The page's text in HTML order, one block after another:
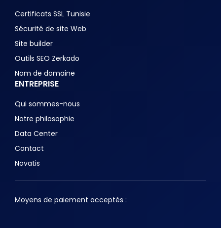
Certificats SSL Tunisie
Sécurité de site Web
Site builder
Outils SEO Zerkado
Nom de domaine
ENTREPRISE
Qui sommes-nous
Notre philosophie
Data Center
Contact
Novatis
Moyens de paiement acceptés :